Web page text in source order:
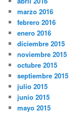
marzo 2016
febrero 2016
enero 2016
diciembre 2015
noviembre 2015
octubre 2015
septiembre 2015
julio 2015
junio 2015
mayo 2015